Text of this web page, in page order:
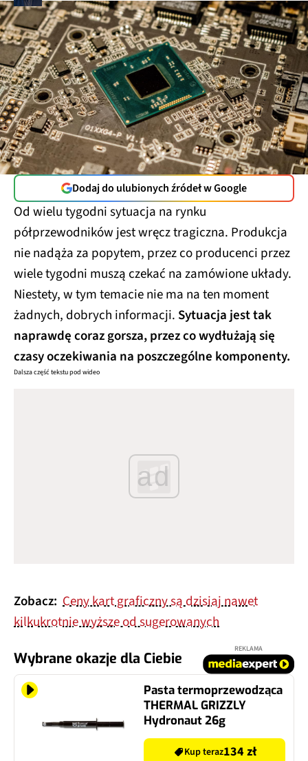
Dodaj do ulubionych źródeł w Google
Od wielu tygodni sytuacja na rynku
półprzewodników jest wręcz tragiczna. Produkcja
nie nadąża za popytem, przez co producenci przez
wiele tygodni muszą czekać na zamówione układy.
Niestety, w tym temacie nie ma na ten moment
żadnych, dobrych informacji. Sytuacja jest tak
naprawdę coraz gorsza, przez co wydłużają się
czasy oczekiwania na poszczególne komponenty.
Dalsza część tekstu pod wideo
ad
Zobacz: Ceny kart graficzny są dzisiaj nawet
kilkukrotnie wyższe od sugerowanych
Wybrane okazje dla Ciebie
REKLAMA
Pasta termoprzewodząca
THERMAL GRIZZLY
Hydronaut 26g
Kup teraz134 zł